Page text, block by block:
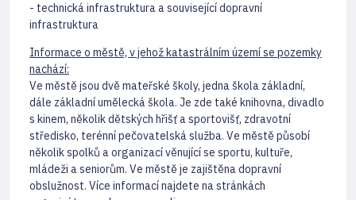
- technická infrastruktura a související dopravní
infrastruktura
Informace o městě, v jehož katastrálním území se pozemky
nachází:
Ve městě jsou dvě mateřské školy, jedna škola základní,
dále základní umělecká škola. Je zde také knihovna, divadlo
s kinem, několik dětských hřišť a sportovišť, zdravotní
středisko, terénní pečovatelská služba. Ve městě působí
několik spolků a organizací věnující se sportu, kultuře,
mládeži a seniorům. Ve městě je zajištěna dopravní
obslužnost. Více informací najdete na stránkách